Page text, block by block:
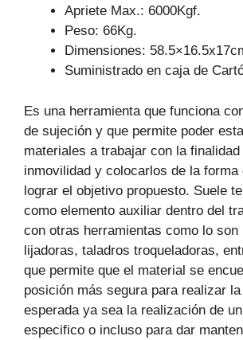
Apriete Max.: 6000Kgf.
Peso: 66Kg.
Dimensiones:
Suministrado en caja de
Es una herramienta que funciona
de sujeción y que permite poder
materiales a trabajar con la
inmovilidad y colocarlos de la forma
lograr el objetivo propuesto. Suele
como elemento auxiliar dentro del
con otras herramientas como lo son
lijadoras, taladros troqueladoras,
que permite que el material se
posición más segura para realizar
esperada ya sea la realización de
especifico o incluso para dar